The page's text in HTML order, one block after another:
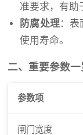
准要求，有助
防腐处理：表
使用寿命。
二、重要参数
参数项
闸门宽度